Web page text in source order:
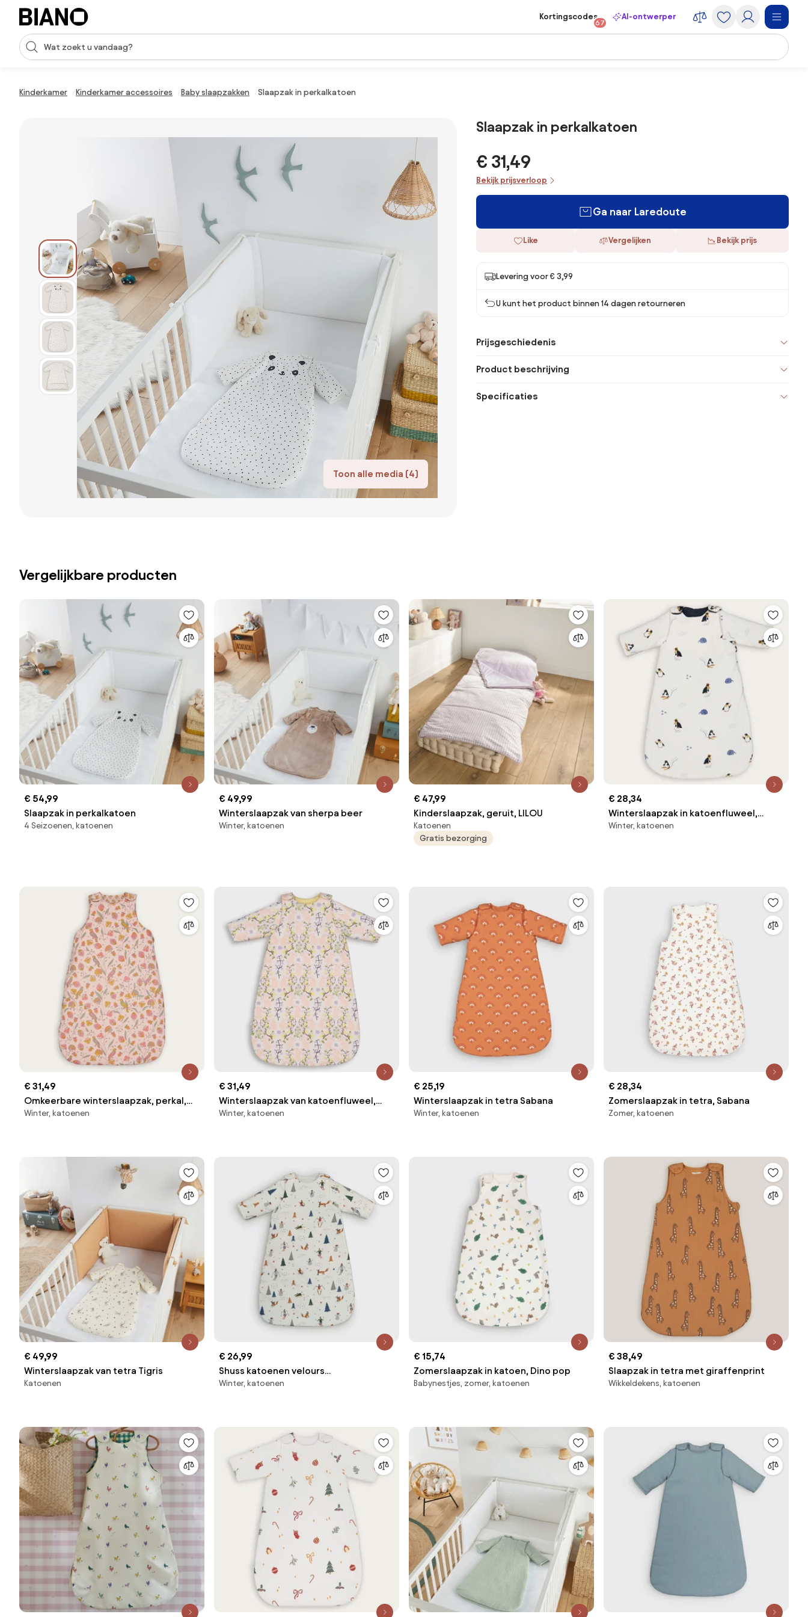
Navigatie overslaan, naar inhoud springen
Zoekopdracht invoeren
Kortingscodes
67
AI-ontwerper
Kinderkamer Kinderkamer accessoires Baby slaapzakken Slaapzak in perkalkatoen
Toon alle media (4)
Slaapzak in perkalkatoen
€ 31,49
Bekijk prijsverloop
Ga naar Laredoute
Like Vergelijken Bekijk prijs
Levering voor € 3,99
U kunt het product binnen 14 dagen retourneren
Prijsgeschiedenis
Product beschrijving
Specificaties
Vergelijkbare producten
€ 54,99
Slaapzak in perkalkatoen
4 Seizoenen, katoenen
€ 49,99
Winterslaapzak van sherpa beer
Winter, katoenen
€ 47,99
Kinderslaapzak, geruit, LILOU
Katoenen
Gratis bezorging
€ 28,34
Winterslaapzak in katoenfluweel,
Solven
Winter, katoenen
€ 31,49
Omkeerbare winterslaapzak, perkal,
Bertille
Winter, katoenen
€ 31,49
Winterslaapzak van katoenfluweel,
Petits Lapins
Winter, katoenen
€ 25,19
Winterslaapzak in tetra Sabana
Winter, katoenen
€ 28,34
Zomerslaapzak in tetra, Sabana
Zomer, katoenen
€ 49,99
Winterslaapzak van tetra Tigris
Katoenen
€ 26,99
Shuss katoenen velours
winterslaapzak
Winter, katoenen
€ 15,74
Zomerslaapzak in katoen, Dino pop
Babynestjes, zomer, katoenen
€ 38,49
Slaapzak in tetra met giraffenprint
Wikkeldekens, katoenen